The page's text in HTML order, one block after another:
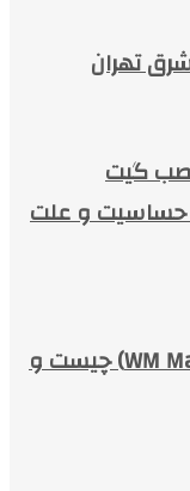
تهران
نصب گیت
حساسیت و علت
بروکر دبلیو ام مارکتس (WM Markets) چیست و